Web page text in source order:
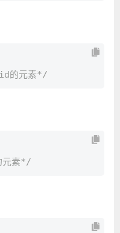
的元素*/
元素*/